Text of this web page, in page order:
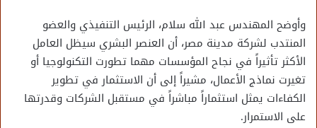
وأوضح المهندس عبد الله سلام، الرئيس التنفيذي والعضو
المنتدب لشركة مدينة مصر، أن العنصر البشري سيظل العامل
الأكثر تأثيراً في نجاح المؤسسات مهما تطورت التكنولوجيا أو
تغيرت نماذج الأعمال، مشيراً إلى أن الاستثمار في تطوير
الكفاءات يمثل استثماراً مباشراً في مستقبل الشركات وقدرتها
على الاستمرار.